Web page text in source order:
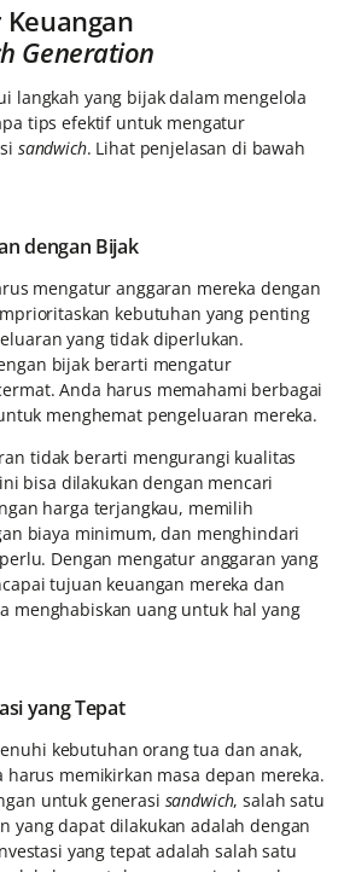
Generation
langkah yang bijak dalam mengelola
tips efektif untuk mengatur
sandwich. Lihat penjelasan di bawah
dengan Bijak
mengatur anggaran mereka dengan
kebutuhan yang penting
yang tidak diperlukan.
bijak berarti mengatur
Anda harus memahami berbagai
menghemat pengeluaran mereka.
tidak berarti mengurangi kualitas
bisa dilakukan dengan mencari
harga terjangkau, memilih
biaya minimum, dan menghindari
Dengan mengatur anggaran yang
tujuan keuangan mereka dan
menghabiskan uang untuk hal yang
yang Tepat
kebutuhan orang tua dan anak,
memikirkan masa depan mereka.
untuk generasi sandwich, salah satu
yang dapat dilakukan adalah dengan
yang tepat adalah salah satu